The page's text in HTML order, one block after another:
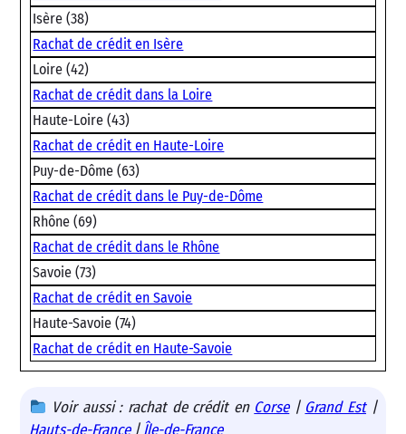
Isère (38)
Rachat de crédit en Isère
Loire (42)
Rachat de crédit dans la Loire
Haute-Loire (43)
Rachat de crédit en Haute-Loire
Puy-de-Dôme (63)
Rachat de crédit dans le Puy-de-Dôme
Rhône (69)
Rachat de crédit dans le Rhône
Savoie (73)
Rachat de crédit en Savoie
Haute-Savoie (74)
Rachat de crédit en Haute-Savoie
Voir aussi : rachat de crédit en Corse| Grand Est|
Hauts-de-France| Île-de-France